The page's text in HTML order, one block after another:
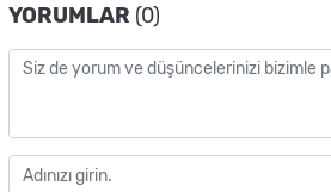
YORUMLAR (0)